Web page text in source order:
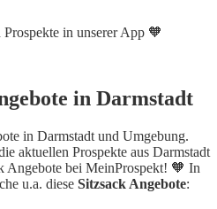
in unserer App 🧡
in Darmstadt
in Darmstadt und Umgebung.
aktuellen Prospekte aus Darmstadt
Angebote bei MeinProspekt! 🧡 In
u.a. diese Sitzsack Angebote: